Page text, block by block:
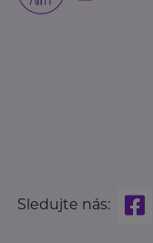
Sledujte nás: